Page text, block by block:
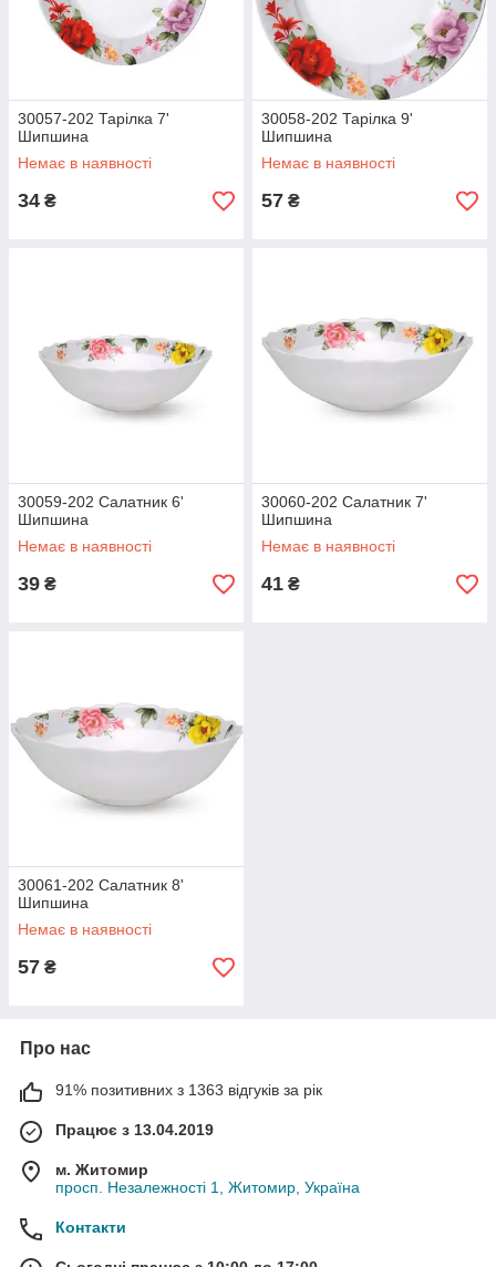
30057-202 Тарілка 7'
Шипшина
Немає в наявності
34 ₴
30058-202 Тарілка 9'
Шипшина
Немає в наявності
57 ₴
30059-202 Салатник 6'
Шипшина
Немає в наявності
39 ₴
30060-202 Салатник 7'
Шипшина
Немає в наявності
41 ₴
30061-202 Салатник 8'
Шипшина
Немає в наявності
57 ₴
Про нас
91% позитивних з 1363 відгуків за рік
Працює з 13.04.2019
м. Житомир
просп. Незалежності 1, Житомир, Україна
Контакти